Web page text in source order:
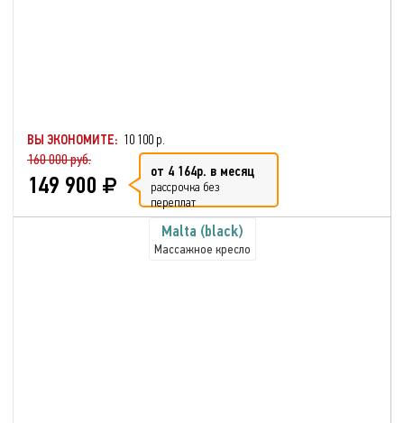
ВЫ ЭКОНОМИТЕ: 10 100 р.
160 000 руб.
149 900 от 4 164р. в месяц
рассрочка без
переплат
Malta (black)
Массажное кресло